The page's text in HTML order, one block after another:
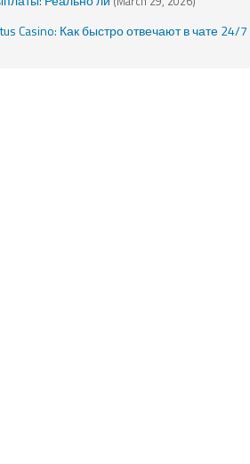
Casino: Как быстро отвечают в чате 24/7